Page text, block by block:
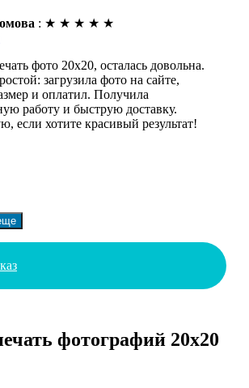
: ★ ★ ★ ★ ★
фото 20х20, осталась довольна.
загрузила фото на сайте,
и оплатил. Получила
работу и быструю доставку.
если хотите красивый результат!
фотографий 20х20